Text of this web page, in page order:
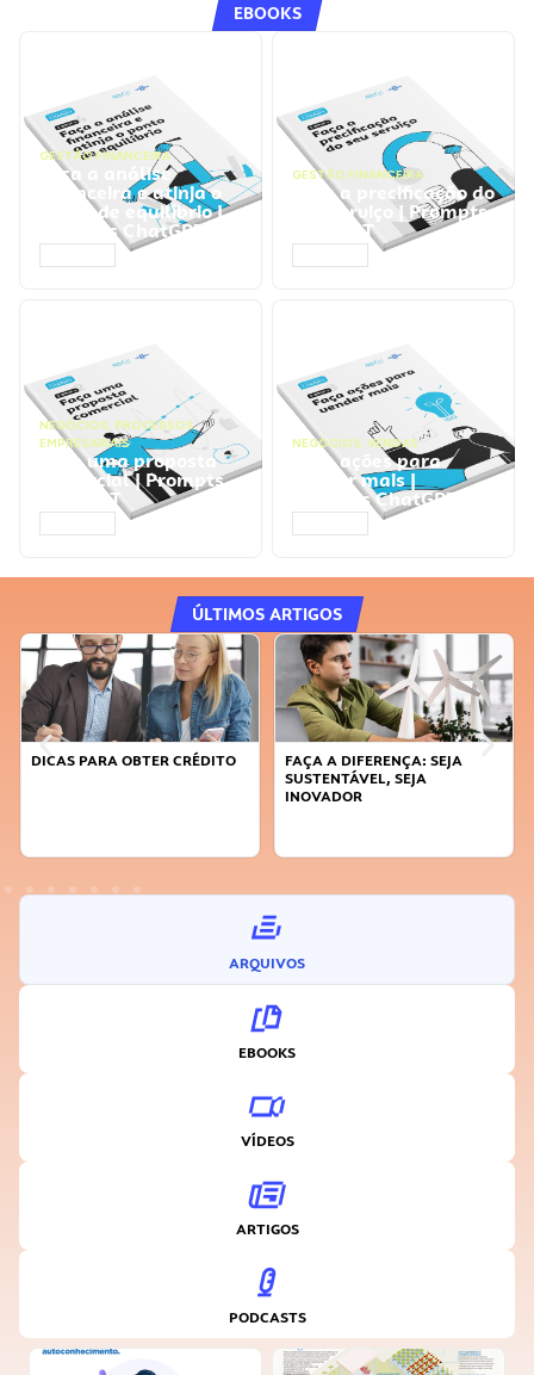
EBOOKS
GESTÃO FINANCEIRA
Faça a análise
financeira e atinja o
ponto de equilíbrio |
Prompts ChatGPT
GESTÃO FINANCEIRA
Faça a precificação do
seu serviço | Prompts
ChatGPT
NEGÓCIOS, PROCESSOS
EMPRESARIAIS
Faça uma proposta
comercial | Prompts
ChatGPT
NEGÓCIOS, VENDAS
Faça ações para
vender mais |
Prompts ChatGPT
ÚLTIMOS ARTIGOS
FAÇA A DIFERENÇA: SEJA
APRENDA A GERENCIAR O SEU
TEMPO
ARQUIVOS
EBOOKS
VÍDEOS
ARTIGOS
PODCASTS